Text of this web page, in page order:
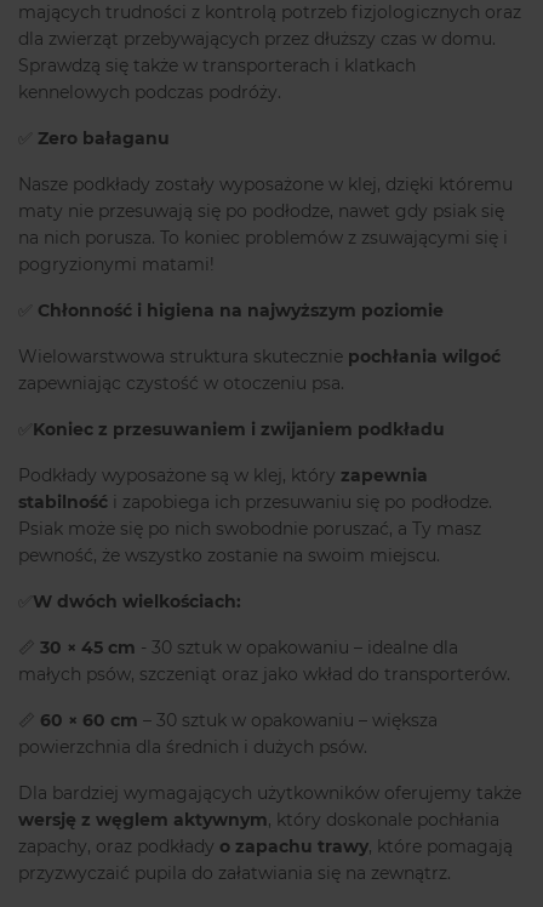
mających trudności z kontrolą potrzeb fizjologicznych oraz
dla zwierząt przebywających przez dłuższy czas w domu.
Sprawdzą się także w transporterach i klatkach
kennelowych podczas podróży.
Zero bałaganu
Nasze podkłady zostały wyposażone w klej, dzięki któremu
maty nie przesuwają się po podłodze, nawet gdy psiak się
na nich porusza. To koniec problemów z zsuwającymi się i
pogryzionymi matami!
Chłonność i higiena na najwyższym poziomie
Wielowarstwowa struktura skutecznie pochłania wilgoć
zapewniając czystość w otoczeniu psa.
Koniec z przesuwaniem i zwijaniem podkładu
Podkłady wyposażone są w klej, który zapewnia
stabilność i zapobiega ich przesuwaniu się po podłodze.
Psiak może się po nich swobodnie poruszać, a Ty masz
pewność, że wszystko zostanie na swoim miejscu.
W dwóch wielkościach:
📏 30 × 45 cm - 30 sztuk w opakowaniu – idealne dla
małych psów, szczeniąt oraz jako wkład do transporterów.
📏 60 × 60 cm – 30 sztuk w opakowaniu – większa
powierzchnia dla średnich i dużych psów.
Dla bardziej wymagających użytkowników oferujemy także
wersję z węglem aktywnym, który doskonale pochłania
zapachy, oraz podkłady o zapachu trawy, które pomagają
przyzwyczaić pupila do załatwiania się na zewnątrz.